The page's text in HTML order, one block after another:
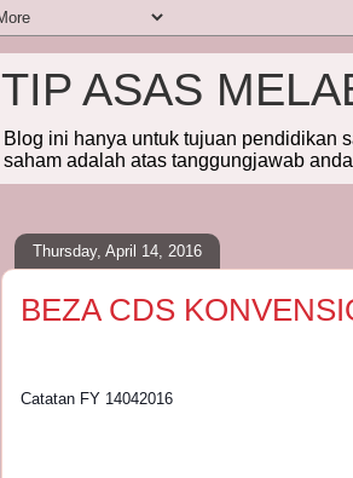
TIP ASAS
Blog ini hanya untuk tujuan pendidikan
saham adalah atas tanggungjawab
Thursday, April 14, 2016
BEZA CDS
Catatan FY 14042016